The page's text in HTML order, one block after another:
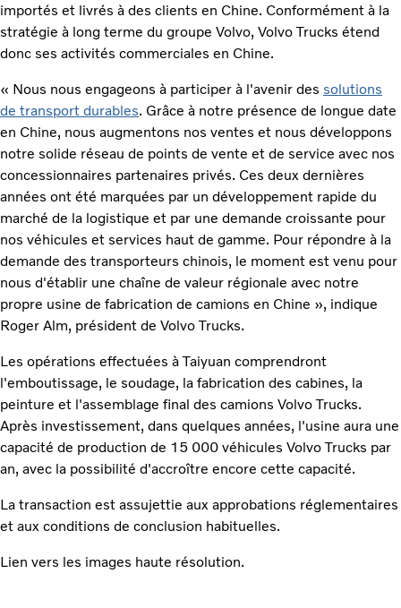
importés et livrés à des clients en Chine. Conformément à la
stratégie à long terme du groupe Volvo, Volvo Trucks étend
donc ses activités commerciales en Chine.
« Nous nous engageons à participer à l'avenir des solutions
de transport durables. Grâce à notre présence de longue date
en Chine, nous augmentons nos ventes et nous développons
notre solide réseau de points de vente et de service avec nos
concessionnaires partenaires privés. Ces deux dernières
années ont été marquées par un développement rapide du
marché de la logistique et par une demande croissante pour
nos véhicules et services haut de gamme. Pour répondre à la
demande des transporteurs chinois, le moment est venu pour
nous d'établir une chaîne de valeur régionale avec notre
propre usine de fabrication de camions en Chine », indique
Roger Alm, président de Volvo Trucks.
Les opérations effectuées à Taiyuan comprendront
l'emboutissage, le soudage, la fabrication des cabines, la
peinture et l'assemblage final des camions Volvo Trucks.
Après investissement, dans quelques années, l'usine aura une
capacité de production de 15 000 véhicules Volvo Trucks par
an, avec la possibilité d'accroître encore cette capacité.
La transaction est assujettie aux approbations réglementaires
et aux conditions de conclusion habituelles.
Lien vers les images haute résolution.